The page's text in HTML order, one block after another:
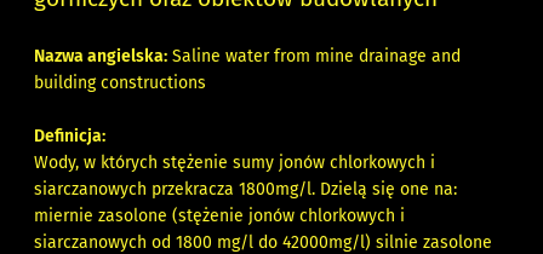
Nazwa angielska: Saline water from mine drainage and
building constructions
Definicja:
Wody, w których stężenie sumy jonów chlorkowych i
siarczanowych przekracza 1800mg/l. Dzielą się one na:
miernie zasolone (stężenie jonów chlorkowych i
siarczanowych od 1800 mg/l do 42000mg/l) silnie zasolone